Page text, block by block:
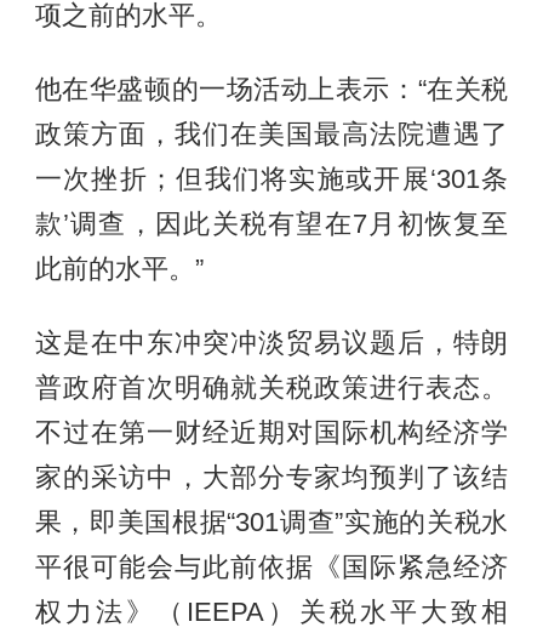
项之前的水平。
他在华盛顿的一场活动上表示：“在关税
政策方面，我们在美国最高法院遭遇了
一次挫折；但我们将实施或开展‘301条
款’调查，因此关税有望在7月初恢复至
此前的水平。”
这是在中东冲突冲淡贸易议题后，特朗
普政府首次明确就关税政策进行表态。
不过在第一财经近期对国际机构经济学
家的采访中，大部分专家均预判了该结
果，即美国根据“301调查”实施的关税水
平很可能会与此前依据《国际紧急经济
权力法》（IEEPA）关税水平大致相